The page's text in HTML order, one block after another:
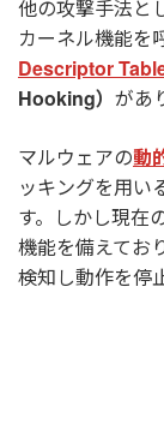
他の攻撃手法と
カーネル機能を
Descriptor Table
Hooking） があ
マルウェアの動
ッキングを用い
す。しかし現在
機能を備えてお
検知し動作を停